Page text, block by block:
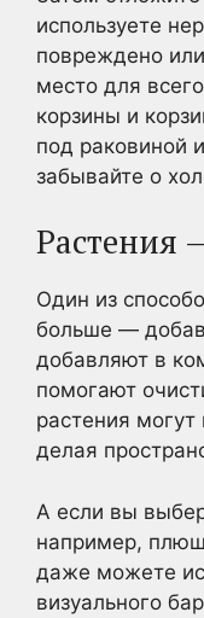
используете
повреждено
место для
корзины и
под раковиной
забывайте о
Растения
Один из
больше —
добавляют в
помогают
растения
делая
А если вы
например,
даже можете
визуального